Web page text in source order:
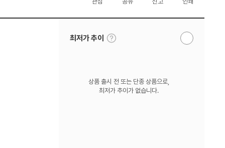
최저가 추이
툴
팁
알
상품 출시 전 또는 단종 상품으로,
최저가 추이가 없습니다.